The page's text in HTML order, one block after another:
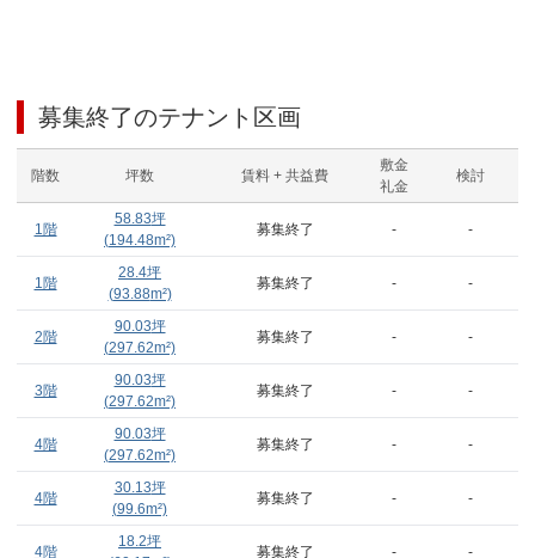
募集終了のテナント区画
階数 坪数 賃料 + 共益費
敷金
礼金
検討
1階
58.83坪
(194.48m²)
募集終了 - -
1階
28.4坪
(93.88m²)
募集終了 - -
2階
90.03坪
(297.62m²)
募集終了 - -
3階
90.03坪
(297.62m²)
募集終了 - -
4階
90.03坪
(297.62m²)
募集終了 - -
4階
30.13坪
(99.6m²)
募集終了 - -
4階
18.2坪
募集終了 - -